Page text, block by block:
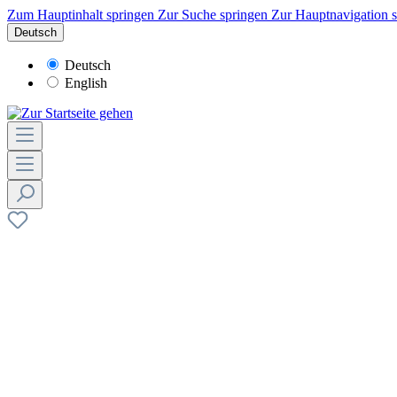
Zum Hauptinhalt springen Zur Suche springen Zur Hauptnavigation
Deutsch
Deutsch
English